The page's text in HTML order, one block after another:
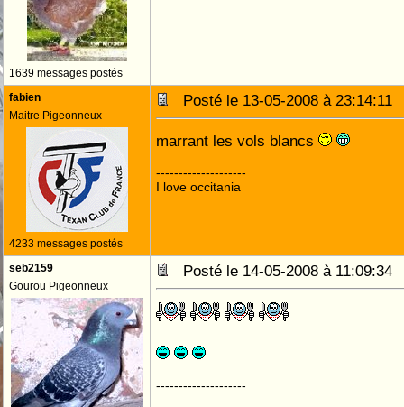
1639 messages postés
fabien
Maitre Pigeonneux
4233 messages postés
Posté le 13-05-2008 à
marrant les vols blancs
--------------------
I love occitania
seb2159
Gourou Pigeonneux
Posté le 14-05-2008 à
--------------------